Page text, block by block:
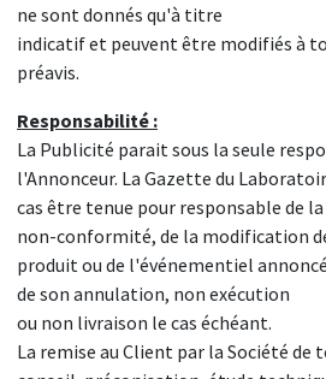
ne sont donnés qu'à titre
indicatif et peuvent être modifiés à
préavis.
Responsabilité :
La Publicité parait sous la seule
l'Annonceur. La Gazette du
cas être tenue pour responsable de la
non-conformité, de la modification
produit ou de l'événementiel
de son annulation, non exécution
ou non livraison le cas échéant.
La remise au Client par la Société